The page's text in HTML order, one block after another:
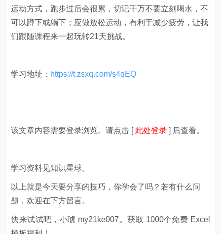
运动方式，跑步过后会很累，切记千万不要立刻喝水，不
可以蹲下或躺下；应做放松运动，有利于减少疲劳，让我
们跟随课程来一起玩转21天挑战。
学习地址： https://t.zsxq.com/s4qEQ
该文章内容需要登录浏览。请点击 [ 此处登录 ] 后查看。
学习资料见知识星球。
以上就是今天要分享的技巧，你学会了吗？若有什么问
题，欢迎在下方留言。
快来试试吧，小琥 my21ke007。获取 1000个免费 Excel